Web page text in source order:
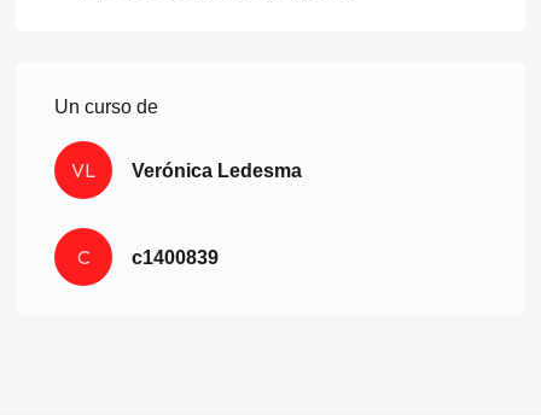
Un curso de
VL Verónica Ledesma
C c1400839